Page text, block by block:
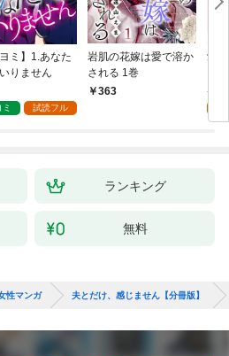
ヨミ】1.あなた
りません
試読フル
岩肌の花嫁は愛で溶か
される 1巻
363
愛
ランキング
無料
性マンガ 夫とだけ、感じません【分冊版】